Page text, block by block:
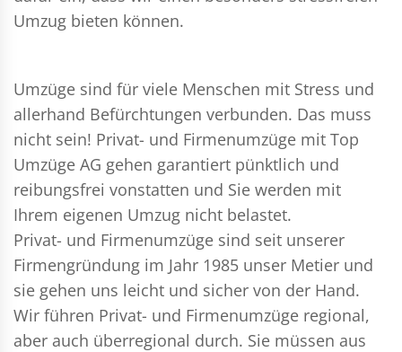
Umzug bieten können.
Umzüge sind für viele Menschen mit Stress und
allerhand Befürchtungen verbunden. Das muss
nicht sein! Privat- und Firmenumzüge mit Top
Umzüge AG gehen garantiert pünktlich und
reibungsfrei vonstatten und Sie werden mit
Ihrem eigenen Umzug nicht belastet.
Privat- und Firmenumzüge sind seit unserer
Firmengründung im Jahr 1985 unser Metier und
sie gehen uns leicht und sicher von der Hand.
Wir führen Privat- und Firmenumzüge regional,
aber auch überregional durch. Sie müssen aus